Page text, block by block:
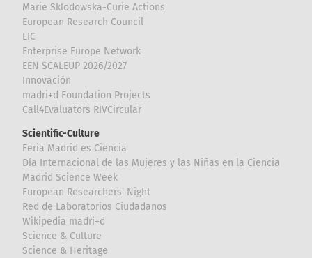
Marie Sklodowska-Curie Actions
European Research Council
EIC
Enterprise Europe Network
EEN SCALEUP 2026/2027
Innovación
madri+d Foundation Projects
Call4Evaluators RIVCircular
Scientific-Culture
Feria Madrid es Ciencia
Día Internacional de las Mujeres y las Niñas en la Ciencia
Madrid Science Week
European Researchers' Night
Red de Laboratorios Ciudadanos
Wikipedia madri+d
Science & Culture
Science & Heritage